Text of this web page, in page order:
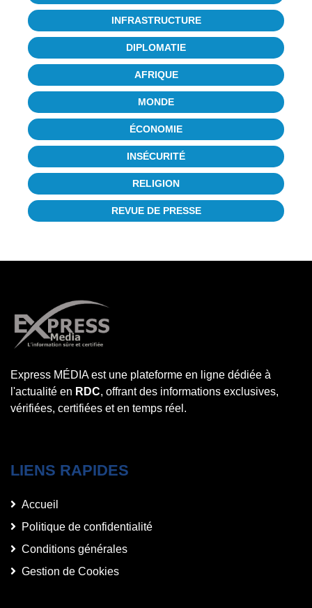
INFRASTRUCTURE
DIPLOMATIE
AFRIQUE
MONDE
ÉCONOMIE
INSÉCURITÉ
RELIGION
REVUE DE PRESSE
Express MÉDIA est une plateforme en ligne dédiée à
l'actualité en RDC, offrant des informations exclusives,
vérifiées, certifiées et en temps réel.
LIENS RAPIDES
Accueil
Politique de confidentialité
Conditions générales
Gestion de Cookies